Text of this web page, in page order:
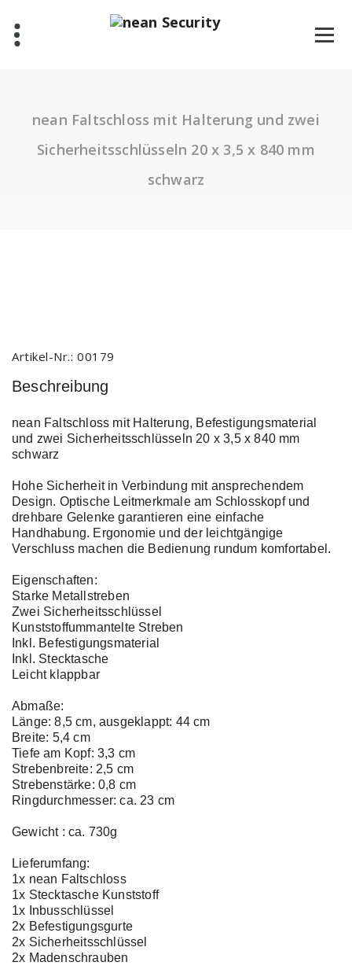
Inhalt
springen
nean Faltschloss mit Halterung und zwei
Sicherheitsschlüsseln 20 x 3,5 x 840 mm
schwarz
Artikel-Nr.: 00179
Beschreibung
nean Faltschloss mit Halterung, Befestigungsmaterial
und zwei Sicherheitsschlüsseln 20 x 3,5 x 840 mm
schwarz
Hohe Sicherheit in Verbindung mit ansprechendem
Design. Optische Leitmerkmale am Schlosskopf und
drehbare Gelenke garantieren eine einfache
Handhabung. Ergonomie und der leichtgängige
Verschluss machen die Bedienung rundum komfortabel.
Eigenschaften:
Starke Metallstreben
Zwei Sicherheitsschlüssel
Kunststoffummantelte Streben
Inkl. Befestigungsmaterial
Inkl. Stecktasche
Leicht klappbar
Abmaße:
Länge: 8,5 cm, ausgeklappt: 44 cm
Breite: 5,4 cm
Tiefe am Kopf: 3,3 cm
Strebenbreite: 2,5 cm
Strebenstärke: 0,8 cm
Ringdurchmesser: ca. 23 cm
Gewicht : ca. 730g
Lieferumfang:
1x nean Faltschloss
1x Stecktasche Kunststoff
1x Inbusschlüssel
2x Befestigungsgurte
2x Sicherheitsschlüssel
2x Madenschrauben